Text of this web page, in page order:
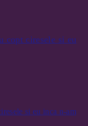
si eu inca n-am